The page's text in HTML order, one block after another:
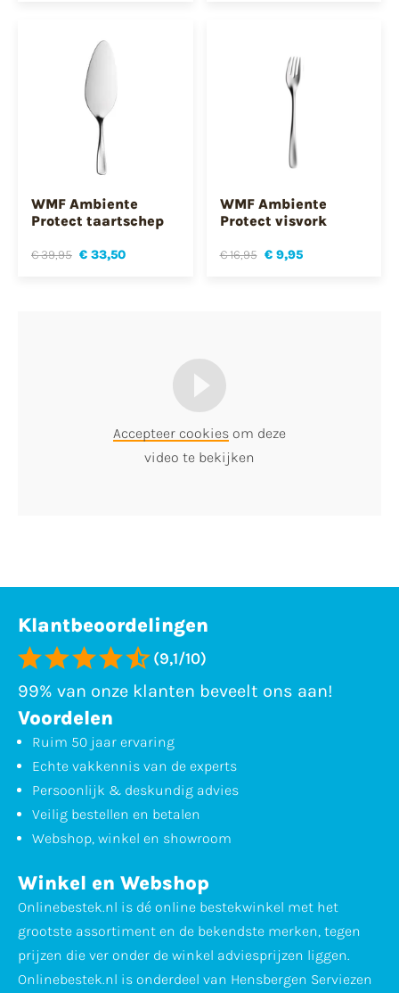
WMF Ambiente
Protect taartschep
€ 39,95 € 33,50
WMF Ambiente
Protect visvork
€ 16,95 € 9,95
Accepteer cookies om deze
video te bekijken
Klantbeoordelingen
(9,1/10)
99% van onze klanten beveelt ons aan!
Voordelen
Ruim 50 jaar ervaring
Echte vakkennis van de experts
Persoonlijk & deskundig advies
Veilig bestellen en betalen
Webshop, winkel en showroom
Winkel en Webshop
Onlinebestek.nl is dé online bestekwinkel met het
grootste assortiment en de bekendste merken, tegen
prijzen die ver onder de winkel adviesprijzen liggen.
Onlinebestek.nl is onderdeel van Hensbergen Serviezen